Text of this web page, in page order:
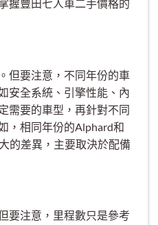
握豐田七人車二手價格的
但要注意，不同年份的車
安全系統、引擎性能、內
需要的車型，再針對不同
，相同年份的Alphard和
的差異，主要取決於配備
要注意，里程數只是參考